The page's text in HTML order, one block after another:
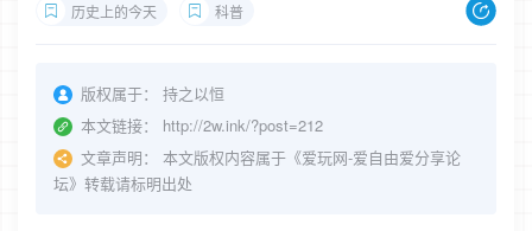
历史上的今天 科普
版权属于：
持之以恒
本文链接：
http://2w.ink/?post=212
文章声明：
本文版权内容属于《爱玩网-爱自由爱分享论
坛》转载请标明出处